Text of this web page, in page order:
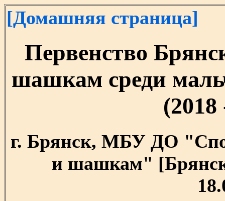
[Домашняя страница]
Первенство
шашкам среди
(2018
г. Брянск, МБУ ДО
и шашкам"